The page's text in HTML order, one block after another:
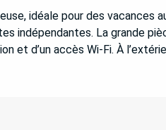
idéale pour des vacances
indépendantes. La grande
et d’un accès Wi-Fi. À